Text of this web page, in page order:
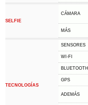
SELFIE
CÁMARA
MÁS
TECNOLOGÍAS
SENSORES
WI-FI
BLUETOOTH
GPS
ADEMÁS